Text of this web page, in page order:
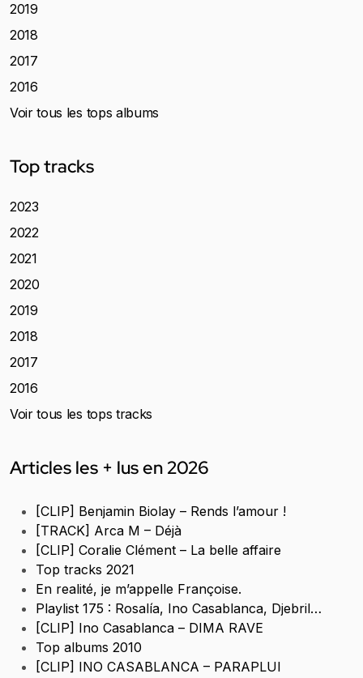
2019
2018
2017
2016
Voir tous les tops albums
Top tracks
2023
2022
2021
2020
2019
2018
2017
2016
Voir tous les tops tracks
Articles les + lus en 2026
[CLIP] Benjamin Biolay – Rends l’amour !
[TRACK] Arca M – Déjà
[CLIP] Coralie Clément – La belle affaire
Top tracks 2021
En realité, je m’appelle Françoise.
Playlist 175 : Rosalía, Ino Casablanca, Djebril…
[CLIP] Ino Casablanca – DIMA RAVE
Top albums 2010
[CLIP] INO CASABLANCA – PARAPLUI